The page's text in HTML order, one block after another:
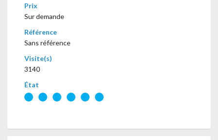
Prix
Sur demande
Référence
Sans référence
Visite(s)
3140
État